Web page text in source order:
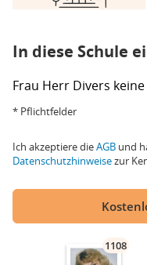
In diese Schule
Frau Herr Divers
* Pflichtfelder
Ich akzeptiere dieAGB und
Datenschutzhinweisezur
1108